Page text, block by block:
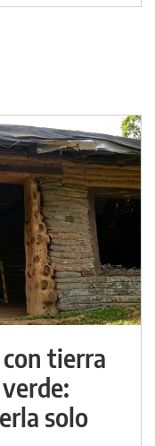
tierra
solo